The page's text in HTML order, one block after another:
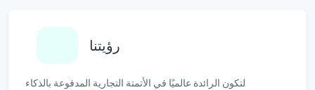
رؤيتنا
لتكون الرائدة عالميًا في الأتمتة التجارية المدفوعة بالذكاء